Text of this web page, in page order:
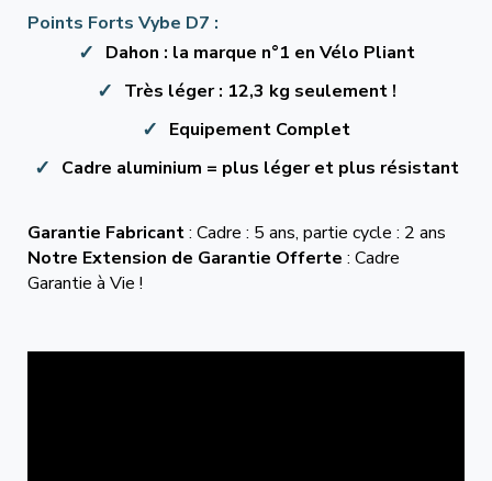
Points Forts Vybe D7 :
Dahon : la marque n°1 en Vélo Pliant
Très léger : 12,3 kg seulement !
Equipement Complet
Cadre aluminium = plus léger et plus résistant
Garantie Fabricant: Cadre : 5 ans, partie cycle : 2 ans
Notre Extension de Garantie Offerte : Cadre
Garantie à Vie !